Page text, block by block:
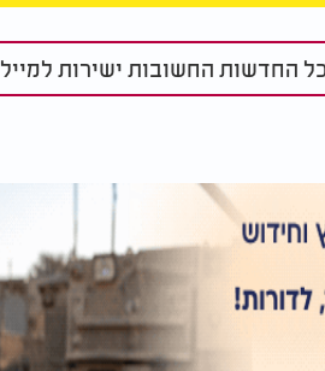
החדשות החשובות ישירות למייל